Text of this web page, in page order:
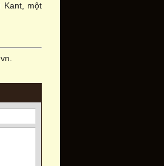
Kant, một